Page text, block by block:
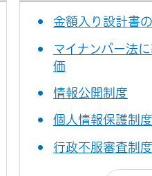
金額入り設計書
マイナンバー法
価
情報公開制度
個人情報保護制度
行政不服審査制度